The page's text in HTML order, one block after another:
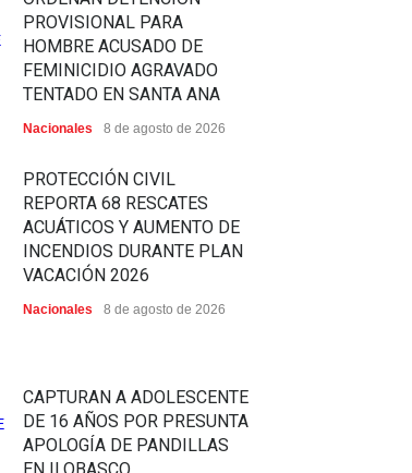
PROVISIONAL PARA
HOMBRE ACUSADO DE
FEMINICIDIO AGRAVADO
TENTADO EN SANTA ANA
Nacionales 8 de agosto de 2026
PROTECCIÓN CIVIL
REPORTA 68 RESCATES
ACUÁTICOS Y AUMENTO DE
INCENDIOS DURANTE PLAN
VACACIÓN 2026
Nacionales 8 de agosto de 2026
CAPTURAN A ADOLESCENTE
DE 16 AÑOS POR PRESUNTA
APOLOGÍA DE PANDILLAS